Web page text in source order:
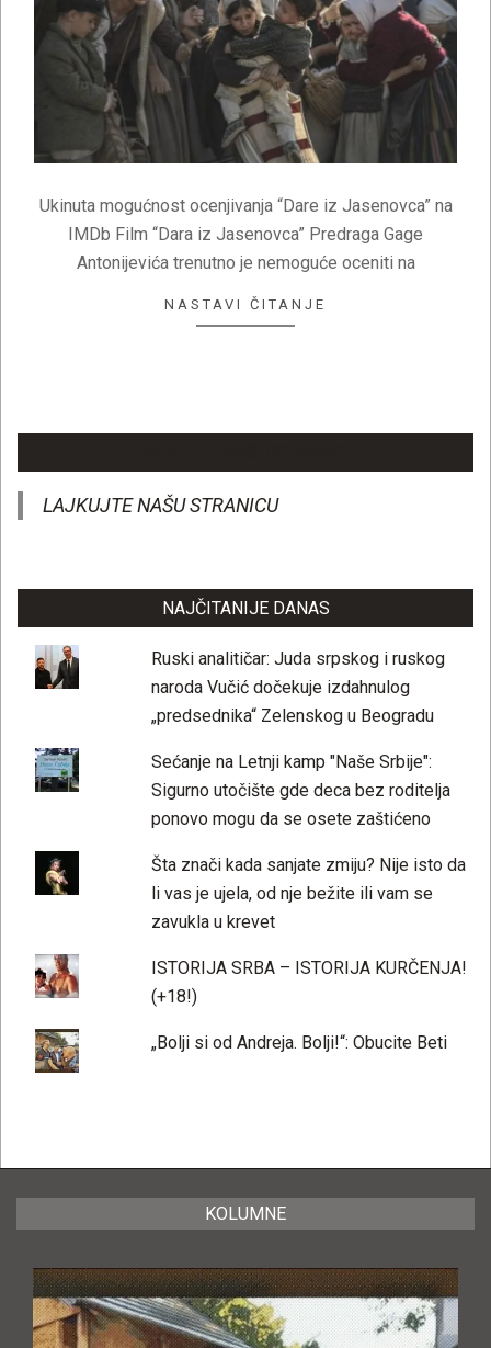
Ukinuta mogućnost ocenjivanja “Dare iz Jasenovca” na
IMDb Film “Dara iz Jasenovca” Predraga Gage
Antonijevića trenutno je nemoguće oceniti na
NASTAVI ČITANJE
LAJKUJTE NAŠU STRANICU
NAJČITANIJE DANAS
Ruski analitičar: Juda srpskog i ruskog
naroda Vučić dočekuje izdahnulog
„predsednika“ Zelenskog u Beogradu
Sećanje na Letnji kamp "Naše Srbije":
Sigurno utočište gde deca bez roditelja
ponovo mogu da se osete zaštićeno
Šta znači kada sanjate zmiju? Nije isto da
li vas je ujela, od nje bežite ili vam se
zavukla u krevet
ISTORIJA SRBA – ISTORIJA KURČENJA!
(+18!)
„Bolji si od Andreja. Bolji!“: Obucite Beti
KOLUMNE